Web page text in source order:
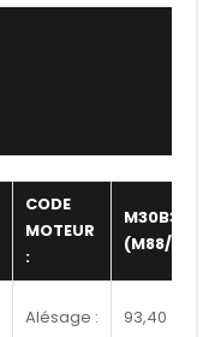
CODE
MOTEUR
:
M30B35
(M88/3)
Alésage : 93,40